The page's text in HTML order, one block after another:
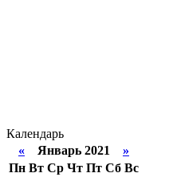
Календарь
« Январь 2021 »
Пн Вт Ср Чт Пт Сб Вс